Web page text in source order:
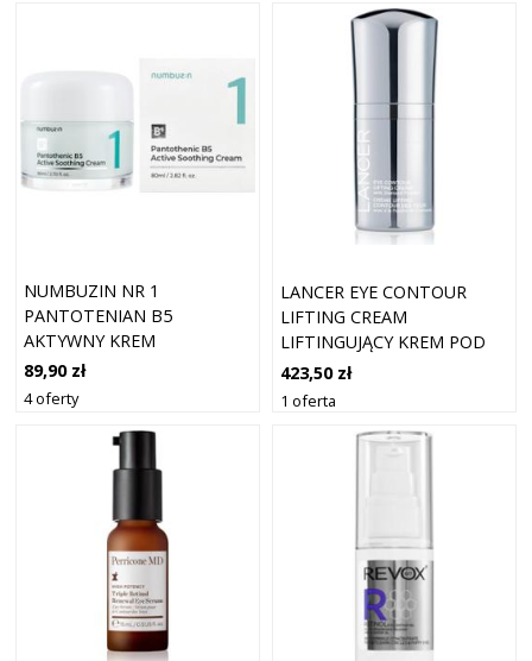
NUMBUZIN NR 1
PANTOTENIAN B5
AKTYWNY KREM
ŁAGODZĄCY
89,90 zł
4 oferty
LANCER EYE CONTOUR
LIFTING CREAM
LIFTINGUJĄCY KREM POD
OCZY 15 ML
423,50 zł
1 oferta